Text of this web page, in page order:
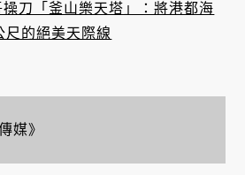
刀「釜山樂天塔」：將港都海
尺的絕美天際線
媒》